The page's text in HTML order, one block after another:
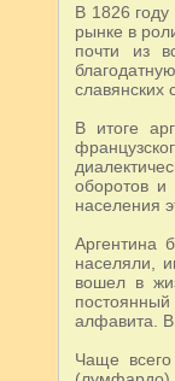
В 1826 году
рынке в
почти из
славянских
В итоге
оборотов
населения
Аргентина
населяли,
вошел в
алфавита. В
Чаще